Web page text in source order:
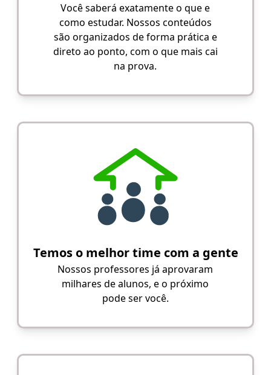
Você saberá exatamente o que e
como estudar. Nossos conteúdos
são organizados de forma prática e
direto ao ponto, com o que mais cai
na prova.
Temos o melhor time com a gente
Nossos professores já aprovaram
milhares de alunos, e o próximo
pode ser você.